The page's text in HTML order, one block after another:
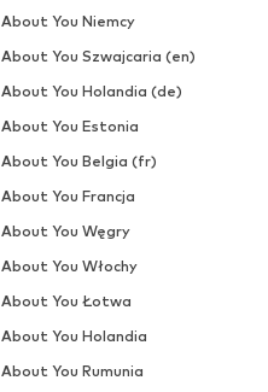
About You Niemcy
About You Szwajcaria (en)
About You Holandia (de)
About You Estonia
About You Belgia (fr)
About You Francja
About You Węgry
About You Włochy
About You Łotwa
About You Holandia
About You Rumunia